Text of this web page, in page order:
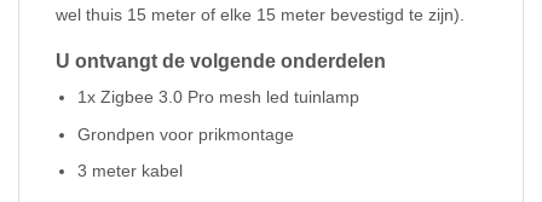
wel thuis 15 meter of elke 15 meter bevestigd te zijn).
U ontvangt de volgende onderdelen
1x Zigbee 3.0 Pro mesh led tuinlamp
Grondpen voor prikmontage
3 meter kabel